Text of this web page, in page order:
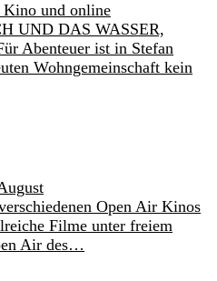
und online
UND DAS WASSER,
Abenteuer ist in Stefan
Wohngemeinschaft kein
Open Air Kinos
Filme unter freiem
Air des…